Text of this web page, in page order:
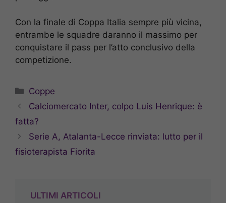
Con la finale di Coppa Italia sempre più vicina,
entrambe le squadre daranno il massimo per
conquistare il pass per l’atto conclusivo della
competizione.
Categorie
Coppe
Calciomercato Inter, colpo Luis Henrique: è
fatta?
Serie A, Atalanta-Lecce rinviata: lutto per il
fisioterapista Fiorita
ULTIMI ARTICOLI